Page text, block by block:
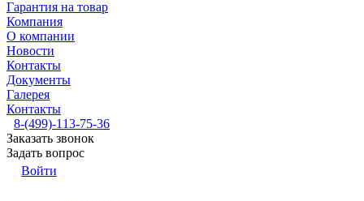
Гарантия на товар
Компания
О компании
Новости
Контакты
Документы
Галерея
Контакты
8-(499)-113-75-36
Заказать звонок
Задать вопрос
Войти